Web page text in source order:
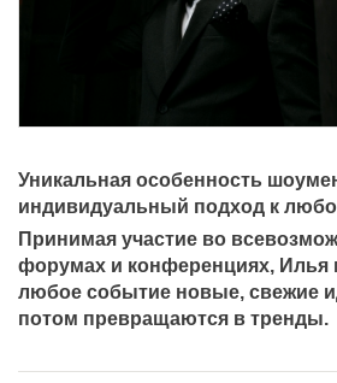
Уникальная особенность
индивидуальный подход к
Принимая участие во
форумах и конференциях, Илья
любое событие новые, свежие
потом превращаются в тренды.